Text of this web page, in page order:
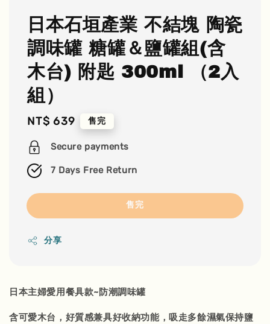
日本石垣產業 不結塊 陶瓷
調味罐 糖罐＆鹽罐組(含
木台) 附匙 300ml （2入
組）
Regular
price
NT$ 639 售完
Secure payments
7 Days Free Return
售完
分享
日本主婦愛用餐具款~防潮調味罐
含可愛木台，好質感兼具好收納功能，吸走多餘濕氣保持鹽